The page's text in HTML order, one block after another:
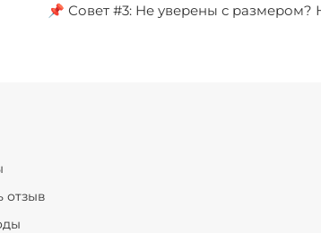
📌 Совет #3: Не уверены с
отзыв